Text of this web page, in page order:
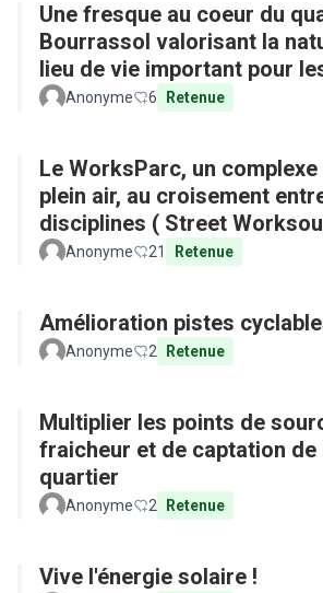
Une fresque au coeur du
Bourrassol valorisant la
lieu de vie important pour
Anonyme 6 Retenue
Le WorksParc, un
plein air, au croisement
disciplines ( Street
Parkour)
Anonyme 21 Retenue
Amélioration pistes
Anonyme 2 Retenue
Multiplier les points de
fraicheur et de captation de
quartier
Anonyme 2 Retenue
Vive l'énergie solaire !